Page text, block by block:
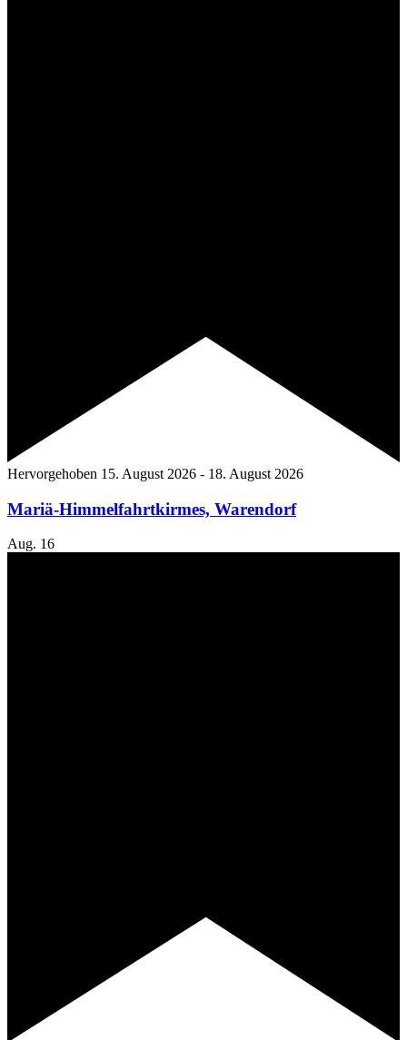
Hervorgehoben 15. August 2026 - 18. August 2026
Mariä-Himmelfahrtkirmes, Warendorf
Aug. 16